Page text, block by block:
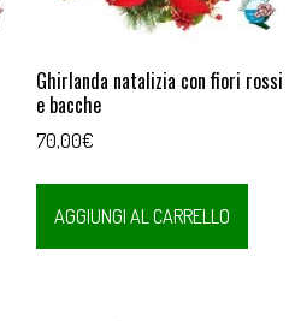
Ghirlanda natalizia con fiori rossi
e bacche
70,00€
AGGIUNGI AL CARRELLO